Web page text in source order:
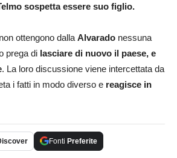
sospetta essere suo figlio.
ottengono dalla Alvarado nessuna
prega di lasciare di nuovo il paese, e
. La loro discussione viene intercettata da
i fatti in modo diverso e reagisce in
Fonti Preferite